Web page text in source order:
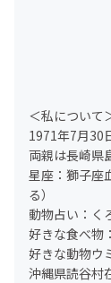
＜私について
1971年7月30
両親は長崎県
星座：獅子座
る）
動物占い：く
好きな食べ物
好きな動物ウ
沖縄県読谷村